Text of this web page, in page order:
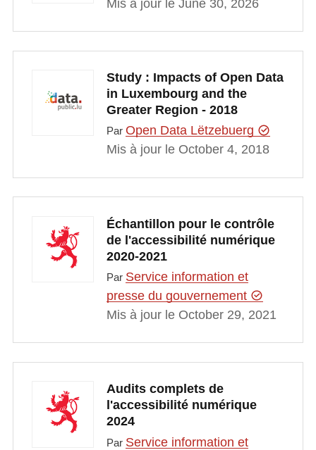
Mis à jour le June 30, 2026
Study : Impacts of Open Data
in Luxembourg and the
Greater Region - 2018
Par Open Data Lëtzebuerg
Mis à jour le October 4, 2018
Échantillon pour le contrôle
de l'accessibilité numérique
2020-2021
Par Service information et
presse du gouvernement
Mis à jour le October 29, 2021
Audits complets de
l'accessibilité numérique
2024
Par Service information et